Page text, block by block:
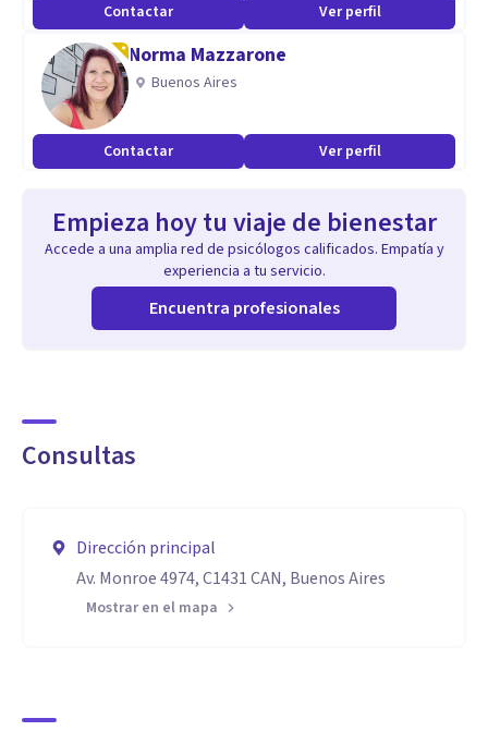
Contactar Ver perfil
Norma Mazzarone
Buenos Aires
Contactar Ver perfil
Empieza hoy tu viaje de bienestar
Accede a una amplia red de psicólogos calificados. Empatía y
experiencia a tu servicio.
Encuentra profesionales
Consultas
Dirección principal
Av. Monroe 4974, C1431 CAN, Buenos Aires
Mostrar en el mapa